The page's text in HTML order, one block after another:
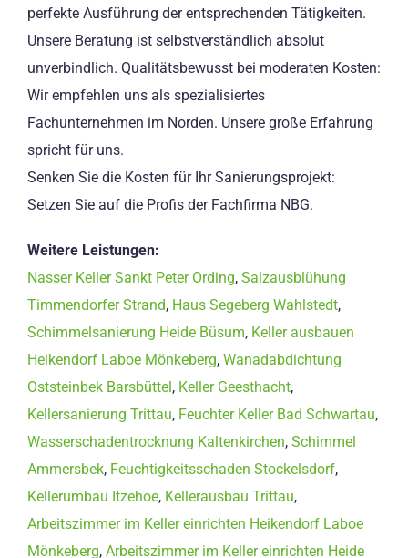
perfekte Ausführung der entsprechenden Tätigkeiten.
Unsere Beratung ist selbstverständlich absolut
unverbindlich. Qualitätsbewusst bei moderaten Kosten:
Wir empfehlen uns als spezialisiertes
Fachunternehmen im Norden. Unsere große Erfahrung
spricht für uns.
Senken Sie die Kosten für Ihr Sanierungsprojekt:
Setzen Sie auf die Profis der Fachfirma NBG.
Weitere Leistungen:
Nasser Keller Sankt Peter Ording, Salzausblühung
Timmendorfer Strand, Haus Segeberg Wahlstedt,
Schimmelsanierung Heide Büsum, Keller ausbauen
Heikendorf Laboe Mönkeberg, Wanadabdichtung
Oststeinbek Barsbüttel, Keller Geesthacht,
Kellersanierung Trittau, Feuchter Keller Bad Schwartau,
Wasserschadentrocknung Kaltenkirchen, Schimmel
Ammersbek, Feuchtigkeitsschaden Stockelsdorf,
Kellerumbau Itzehoe, Kellerausbau Trittau,
Arbeitszimmer im Keller einrichten Heikendorf Laboe
Mönkeberg, Arbeitszimmer im Keller einrichten Heide